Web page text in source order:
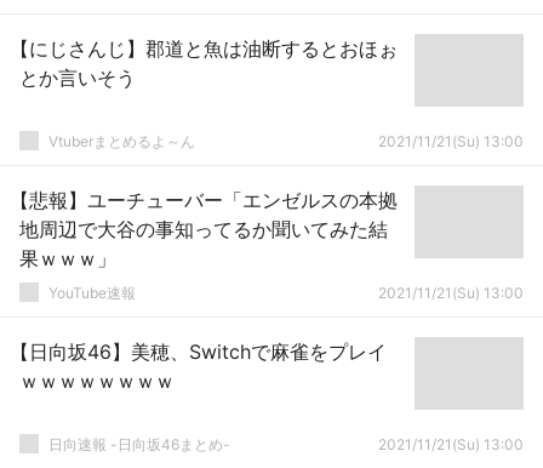
【にじさんじ】郡道と魚は油断するとおほぉ
とか言いそう
Vtuberまとめるよ～ん 2021/11/21(Su) 13:00
【悲報】ユーチューバー「エンゼルスの本拠
地周辺で大谷の事知ってるか聞いてみた結
果ｗｗｗ」
YouTube速報 2021/11/21(Su) 13:00
【日向坂46】美穂、Switchで麻雀をプレイ
ｗｗｗｗｗｗｗｗ
日向速報 -日向坂46まとめ- 2021/11/21(Su) 13:00